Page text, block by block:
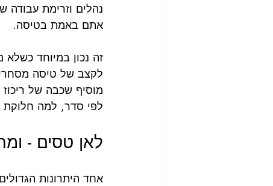
נהלים וזרימת
אתם באמת בטיסה.
זה נכון במיוחד
לקצב של טיסה
מוסיף שכבה של ריכוז
לפי סדר, למה
לאן טסים -
אחד היתרונות